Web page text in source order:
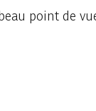
point de